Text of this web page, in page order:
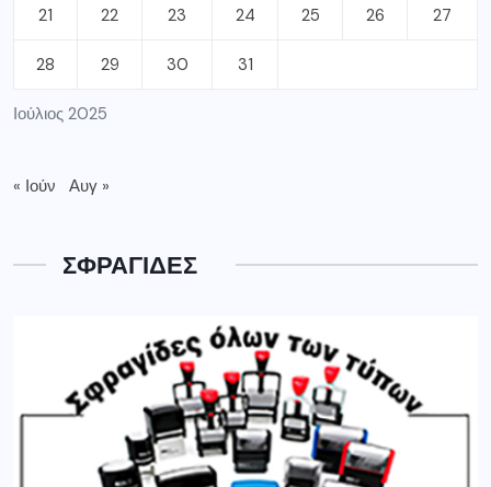
Ιούλιος 2025
21 22 23 24 25 26 27
28 29 30 31
« Ιούν Αυγ »
ΣΦΡΑΓΙΔΕΣ